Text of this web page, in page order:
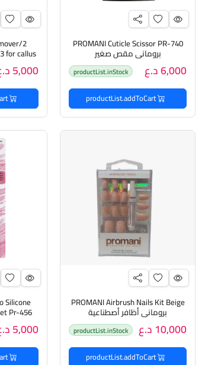
PROMANI Cuticle Scissor PR-740
بروماني مقص صغير
6,000 د.ع productList.inStock
productList.addToCart
2
مقشرة
5,000 د.ع
productList.addToCart
PROMANI Airbrush Nails Kit Beige
بروماني أظافر أصطناعية
10,000 د.ع productList.inStock
productList.addToCart
Silicone
5,000 د.ع
productList.addToCart